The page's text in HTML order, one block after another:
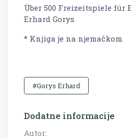
Über 500 Freizeitspiele für
Erhard Gorys
* Knjiga je na njemačkom.
#Gorys Erhard
Dodatne informacije
Autor: